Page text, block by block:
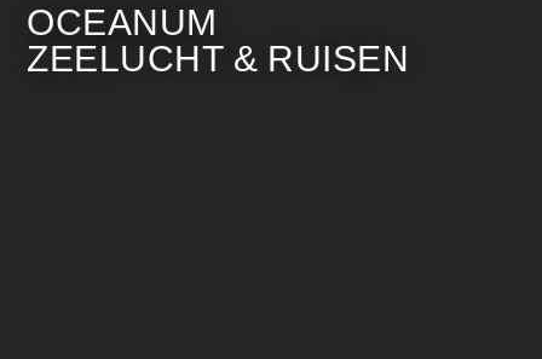
OCEANUM
ZEELUCHT & RUISEN